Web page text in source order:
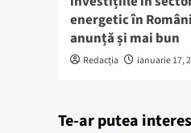
energetic în
anunță și mai bun
Redacția ianuarie 17,
Te-ar putea